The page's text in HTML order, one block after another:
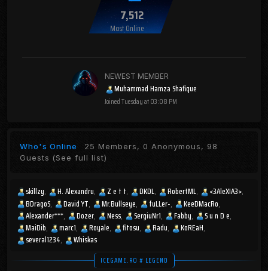
7,512
Most Online
NEWEST MEMBER
Muhammad Hamza Shafique
JoinedTuesday at 03:08 PM
Who's Online 25 Members, 0 Anonymous, 98
Guests (See full list)
skillzy H. Alexandru Z e t t DKDL RobertML
<3AleXIA3>
BDragoS
David YT Mr.Bullseye fuLLer-
KeeDMacRo
Alexander***
Dozer Ness SergiuNr1 Fabby
S u n D e
MaiDib
marc1 Royale fitosu Radu
KoREaH
several1234
Whiskas
ICEGAME.RO # LEGEND